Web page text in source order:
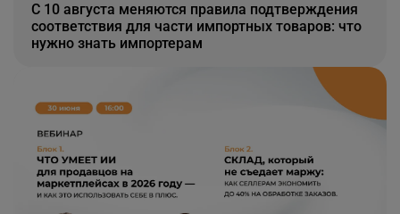
С 10 августа меняются правила подтверждения
соответствия для части импортных товаров: что
нужно знать импортерам